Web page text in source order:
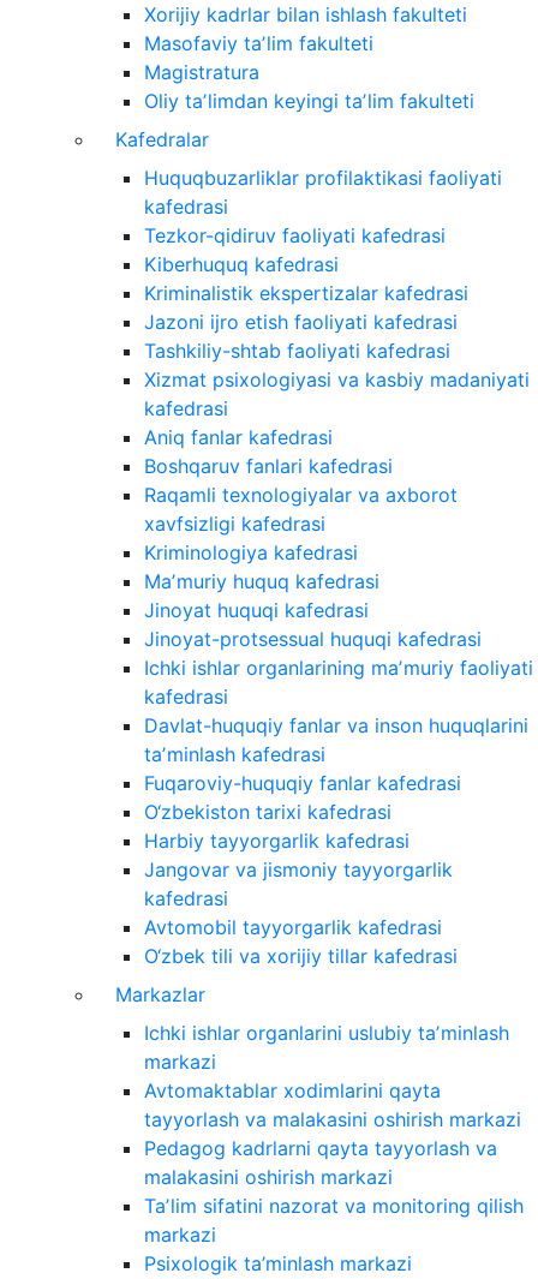
Xorijiy kadrlar bilan ishlash fakulteti
Masofaviy taʼlim fakulteti
Magistratura
Oliy taʼlimdan keyingi taʼlim fakulteti
Kafedralar
Huquqbuzarliklar profilaktikasi faoliyati
kafedrasi
Tezkor-qidiruv faoliyati kafedrasi
Kiberhuquq kafedrasi
Kriminalistik ekspertizalar kafedrasi
Jazoni ijro etish faoliyati kafedrasi
Tashkiliy-shtab faoliyati kafedrasi
Xizmat psixologiyasi va kasbiy madaniyati
kafedrasi
Aniq fanlar kafedrasi
Boshqaruv fanlari kafedrasi
Raqamli texnologiyalar va axborot
xavfsizligi kafedrasi
Kriminologiya kafedrasi
Maʼmuriy huquq kafedrasi
Jinoyat huquqi kafedrasi
Jinoyat-protsessual huquqi kafedrasi
Ichki ishlar organlarining maʼmuriy faoliyati
kafedrasi
Davlat-huquqiy fanlar va inson huquqlarini
taʼminlash kafedrasi
Fuqaroviy-huquqiy fanlar kafedrasi
O‘zbekiston tarixi kafedrasi
Harbiy tayyorgarlik kafedrasi
Jangovar va jismoniy tayyorgarlik
kafedrasi
Avtomobil tayyorgarlik kafedrasi
O‘zbek tili va xorijiy tillar kafedrasi
Markazlar
Ichki ishlar organlarini uslubiy taʼminlash
markazi
Avtomaktablar xodimlarini qayta
tayyorlash va malakasini oshirish markazi
Pedagog kadrlarni qayta tayyorlash va
malakasini oshirish markazi
Taʼlim sifatini nazorat va monitoring qilish
markazi
Psixologik ta’minlash markazi